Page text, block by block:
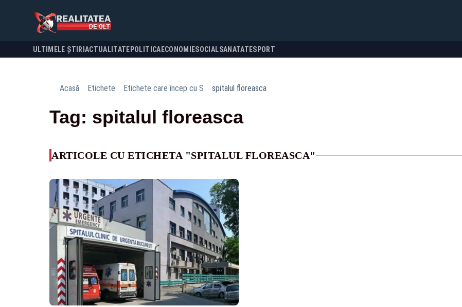
ULTIMELE ȘTIRI ACTUALITATE POLITICA ECONOMIESOCIALSANATATESPORT
Acasă Etichete Etichete care încep cu S spitalul floreasca
Tag: spitalul floreasca
ARTICOLE CU ETICHETA "SPITALUL FLOREASCA"